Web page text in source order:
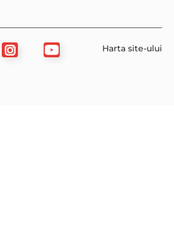
Harta site-ului